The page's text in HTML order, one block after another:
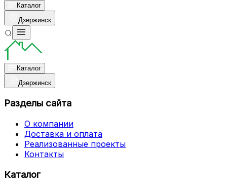
Каталог
Дзержинск
Каталог
Дзержинск
Разделы сайта
О компании
Доставка и оплата
Реализованные проекты
Контакты
Каталог